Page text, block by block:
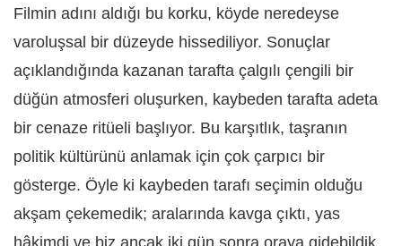
Filmin adını aldığı bu korku, köyde neredeyse
varoluşsal bir düzeyde hissediliyor. Sonuçlar
açıklandığında kazanan tarafta çalgılı çengili bir
düğün atmosferi oluşurken, kaybeden tarafta adeta
bir cenaze ritüeli başlıyor. Bu karşıtlık, taşranın
politik kültürünü anlamak için çok çarpıcı bir
gösterge. Öyle ki kaybeden tarafı seçimin olduğu
akşam çekemedik; aralarında kavga çıktı, yas
hâkimdi ve biz ancak iki gün sonra oraya gidebildik.